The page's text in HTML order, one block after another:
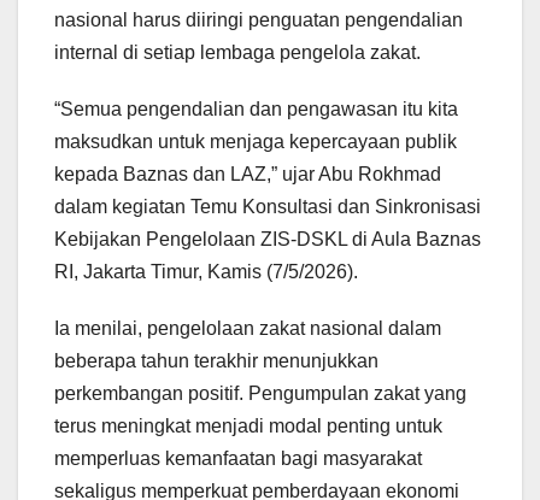
nasional harus diiringi penguatan pengendalian
internal di setiap lembaga pengelola zakat.
“Semua pengendalian dan pengawasan itu kita
maksudkan untuk menjaga kepercayaan publik
kepada Baznas dan LAZ,” ujar Abu Rokhmad
dalam kegiatan Temu Konsultasi dan Sinkronisasi
Kebijakan Pengelolaan ZIS-DSKL di Aula Baznas
RI, Jakarta Timur, Kamis (7/5/2026).
Ia menilai, pengelolaan zakat nasional dalam
beberapa tahun terakhir menunjukkan
perkembangan positif. Pengumpulan zakat yang
terus meningkat menjadi modal penting untuk
memperluas kemanfaatan bagi masyarakat
sekaligus memperkuat pemberdayaan ekonomi